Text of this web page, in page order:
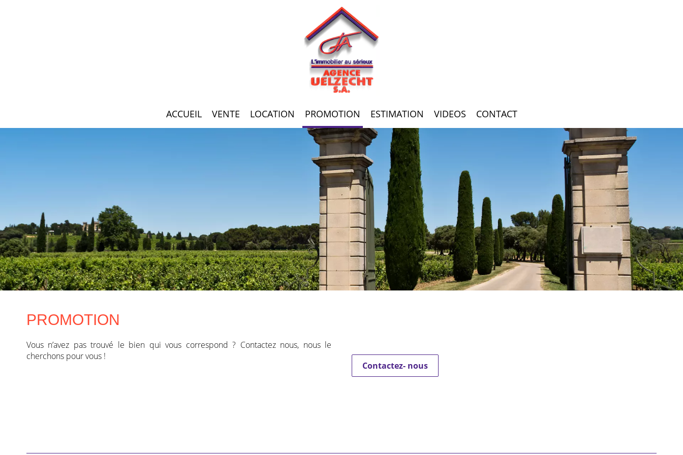
ACCUEIL VENTE LOCATION PROMOTION ESTIMATION VIDEOS CONTACT
PROMOTION
Vous n’avez pas trouvé le bien qui vous correspond ? Contactez nous, nous le
cherchons pour vous !
Contactez- nous